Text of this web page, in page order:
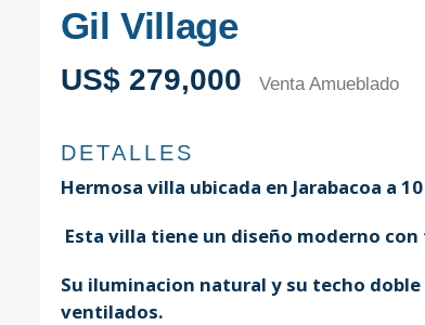
Gil Village
US$ 279,000 Venta Amueblado
DETALLES
Hermosa villa ubicada en Jarabacoa a
Esta villa tiene un diseño moderno
Su iluminacion natural y su techo
ventilados.